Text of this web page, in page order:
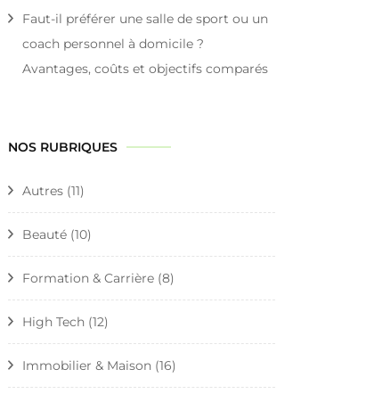
Faut-il préférer une salle de sport ou un
coach personnel à domicile ?
Avantages, coûts et objectifs comparés
NOS RUBRIQUES
Autres (11)
Beauté (10)
Formation & Carrière (8)
High Tech (12)
Immobilier & Maison (16)